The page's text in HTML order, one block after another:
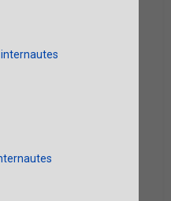
internautes